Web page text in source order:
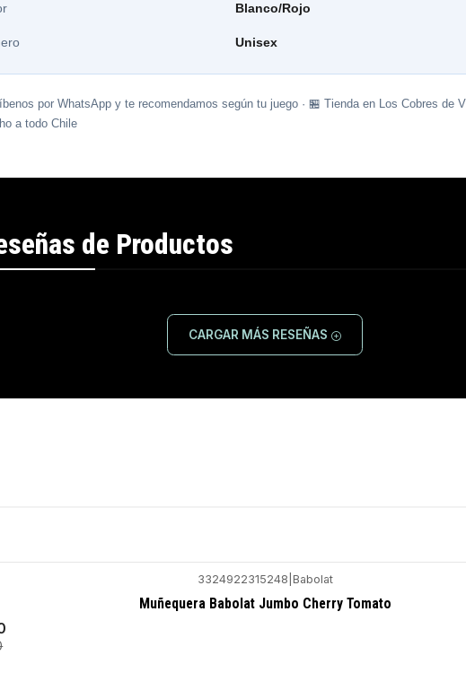
Blanco/Rojo
Unisex
por WhatsApp y te recomendamos según tu juego · 🏪 Tienda en Los Cobres de
a todo Chile
de Productos
CARGAR MÁS RESEÑAS
3324922315248 Babolat
Muñequera Babolat Jumbo Cherry Tomato